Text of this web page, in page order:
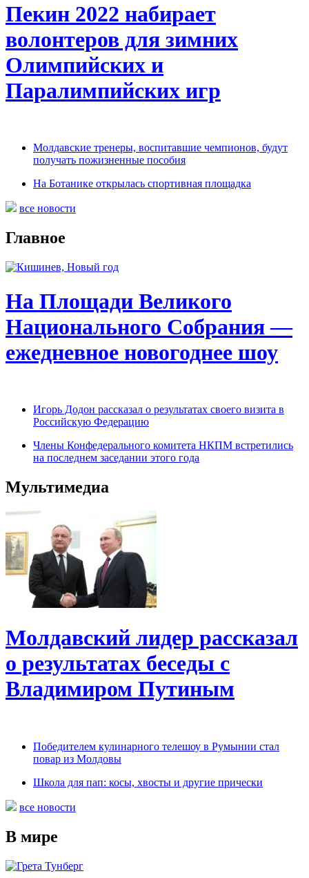
Пекин 2022 набирает
волонтеров для зимних
Олимпийских и
Паралимпийских игр
Молдавские тренеры, воспитавшие чемпионов, будут
получать пожизненные пособия
На Ботанике открылась спортивная площадка
все новости
Главное
На Площади Великого
Национального Собрания —
ежедневное новогоднее шоу
Игорь Додон рассказал о результатах своего визита в
Российскую Федерацию
Члены Конфедерального комитета НКПМ встретились
на последнем заседании этого года
Мультимедиа
Молдавский лидер рассказал
о результатах беседы с
Владимиром Путиным
Победителем кулинарного телешоу в Румынии стал
повар из Молдовы
Школа для пап: косы, хвосты и другие прически
все новости
В мире